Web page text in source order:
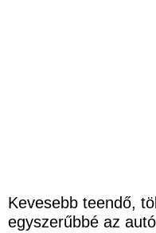
Kevesebb teendő,
egyszerűbbé az